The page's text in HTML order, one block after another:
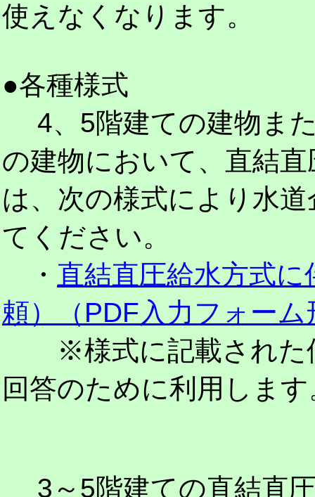
使えなくなります。
●各種様式
4、5階建ての建物ま
の建物において、直結
は、次の様式により水
てください。
・ 直結直圧給水方式
頼）（PDF入力フォーム
※様式に記載された
回答のために利用します
3～5階建ての直結直